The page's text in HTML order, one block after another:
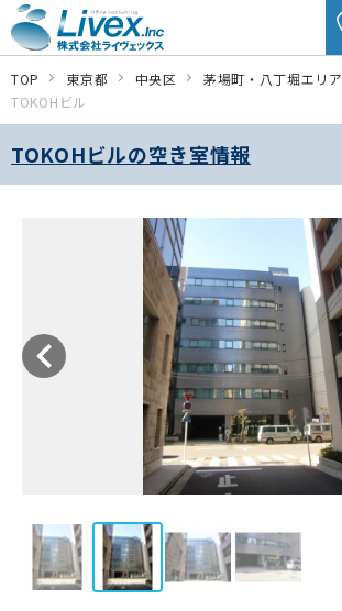
TOP 東京都 中央区 茅場町・八丁堀エリア
TOKOHビル
TOKOHビルの空き室情報